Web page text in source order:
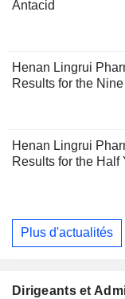
Antacid
Henan Lingrui
Results for the
Henan Lingrui
Results for the Half
Plus d'actualités
Dirigeants et